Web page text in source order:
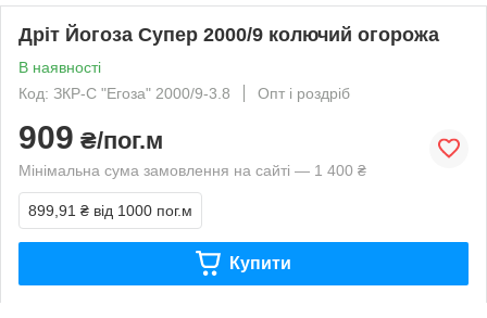
Дріт Йогоза Супер 2000/9 колючий огорожа
В наявності
Код: ЗКР-С "Егоза" 2000/9-3.8
Опт і роздріб
909 ₴/пог.м
Мінімальна сума замовлення на сайті — 1 400 ₴
899,91 ₴ від 1000 пог.м
Купити